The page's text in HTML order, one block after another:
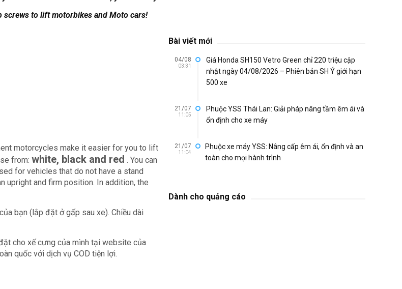
screws to lift motorbikes and Moto cars!
motorcycles make it easier for you to lift
from: white, black and red . You can
for vehicles that do not have a stand
upright and firm position. In addition, the
bạn (lắp đặt ở gấp sau xe). Chiều dài
cho xế cưng của mình tại website của
quốc với dịch vụ COD tiện lợi.
Bài viết mới
04/08
03:31
Giá Honda SH150 Vetro Green chỉ 220 triệu cập
nhật ngày 04/08/2026 – Phiên bản SH Ý giới hạn
500 xe
21/07
11:05
Phuộc YSS Thái Lan: Giải pháp nâng tầm êm ái và
ổn định cho xe máy
21/07
11:04
Phuộc xe máy YSS: Nâng cấp êm ái, ổn định và an
toàn cho mọi hành trình
Dành cho quảng cáo